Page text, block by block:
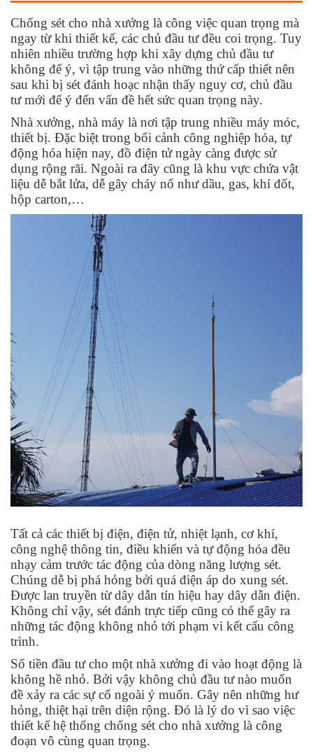
Chống sét cho nhà xưởng là công việc quan trọng mà
ngay từ khi thiết kế, các chủ đầu tư đều coi trọng. Tuy
nhiên nhiều trường hợp khi xây dựng chủ đầu tư
không để ý, vì tập trung vào những thứ cấp thiết nên
sau khi bị sét đánh hoạc nhận thấy nguy cơ, chủ đầu
tư mới để ý đến vấn đề hết sức quan trọng này.
Nhà xưởng, nhà máy là nơi tập trung nhiều máy móc,
thiết bị. Đặc biệt trong bối cảnh công nghiệp hóa, tự
động hóa hiện nay, đồ điện tử ngày càng được sử
dụng rộng rãi. Ngoài ra đây cũng là khu vực chứa vật
liệu dễ bắt lửa, dễ gây cháy nổ như dầu, gas, khí đốt,
hộp carton,…
Tất cả các thiết bị điện, điện tử, nhiệt lạnh, cơ khí,
công nghệ thông tin, điều khiển và tự động hóa đều
nhạy cảm trước tác động của dòng năng lượng sét.
Chúng dễ bị phá hỏng bởi quá điện áp do xung sét.
Được lan truyền từ dây dẫn tín hiệu hay dây dẫn điện.
Không chỉ vậy, sét đánh trực tiếp cũng có thể gây ra
những tác động không nhỏ tới phạm vi kết cấu công
trình.
Số tiền đầu tư cho một nhà xưởng đi vào hoạt động là
không hề nhỏ. Bởi vậy không chủ đầu tư nào muốn
đề xảy ra các sự cố ngoài ý muốn. Gây nên những hư
hỏng, thiệt hại trên diện rộng. Đó là lý do vì sao việc
thiết kế hệ thống chống sét cho nhà xưởng là công
đoạn vô cùng quan trọng.